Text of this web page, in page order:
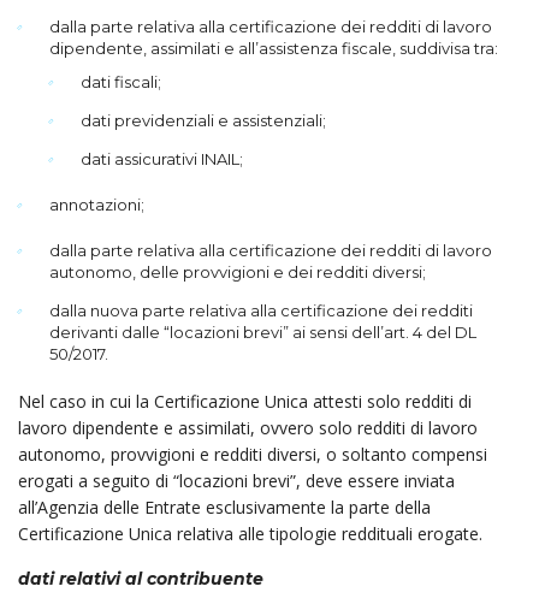
dalla parte relativa alla certificazione dei redditi di lavoro
dipendente, assimilati e all’assistenza fiscale, suddivisa tra:
dati fiscali;
dati previdenziali e assistenziali;
dati assicurativi INAIL;
annotazioni;
dalla parte relativa alla certificazione dei redditi di lavoro
autonomo, delle provvigioni e dei redditi diversi;
dalla nuova parte relativa alla certificazione dei redditi
derivanti dalle “locazioni brevi” ai sensi dell’art. 4 del DL
50/2017.
Nel caso in cui la Certificazione Unica attesti solo redditi di
lavoro dipendente e assimilati, ovvero solo redditi di lavoro
autonomo, provvigioni e redditi diversi, o soltanto compensi
erogati a seguito di “locazioni brevi”, deve essere inviata
all’Agenzia delle Entrate esclusivamente la parte della
Certificazione Unica relativa alle tipologie reddituali erogate.
dati relativi al contribuente